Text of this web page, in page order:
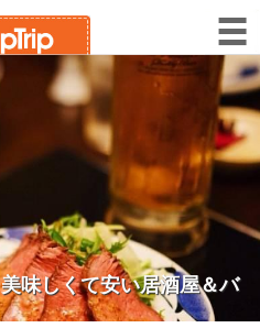
味しくて安い居酒屋＆バ